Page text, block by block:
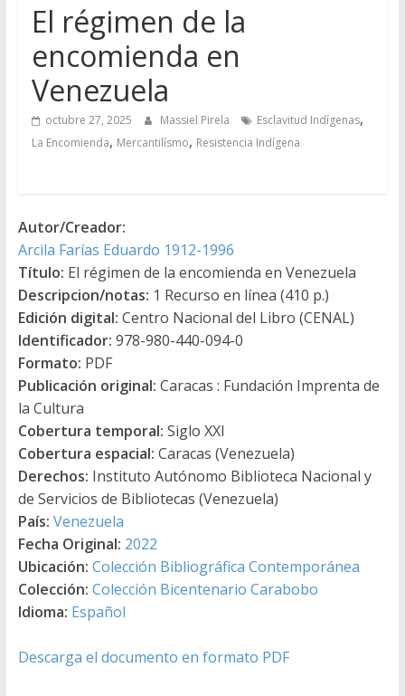
El régimen de la
encomienda en
Venezuela
octubre 27, 2025 Massiel Pirela Esclavitud Indígenas,
La Encomienda, Mercantilísmo, Resistencia Indígena
Autor/Creador:
Arcila Farías Eduardo 1912-1996
Título: El régimen de la encomienda en Venezuela
Descripcion/notas: 1 Recurso en línea (410 p.)
Edición digital: Centro Nacional del Libro (CENAL)
Identificador: 978-980-440-094-0
Formato: PDF
Publicación original: Caracas : Fundación Imprenta de
la Cultura
Cobertura temporal: Siglo XXI
Cobertura espacial: Caracas (Venezuela)
Derechos: Instituto Autónomo Biblioteca Nacional y
de Servicios de Bibliotecas (Venezuela)
País: Venezuela
Fecha Original: 2022
Ubicación: Colección Bibliográfica Contemporánea
Colección: Colección Bicentenario Carabobo
Idioma: Español
Descarga el documento en formato PDF